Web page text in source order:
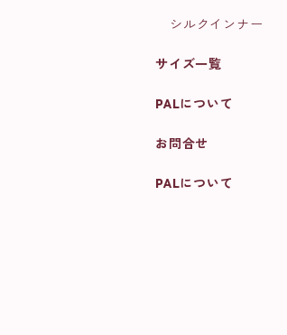
シルクインナー
サイズ一覧
PALについて
お問合せ
PALについて